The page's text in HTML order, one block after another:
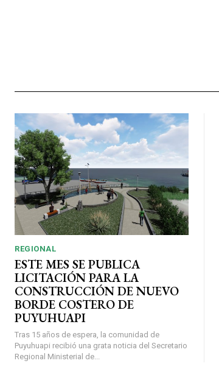
REGIONAL
ESTE MES SE PUBLICA
LICITACIÓN PARA LA
CONSTRUCCIÓN DE NUEVO
BORDE COSTERO DE
PUYUHUAPI
Tras 15 años de espera, la comunidad de
Puyuhuapi recibió una grata noticia del Secretario
Regional Ministerial de...